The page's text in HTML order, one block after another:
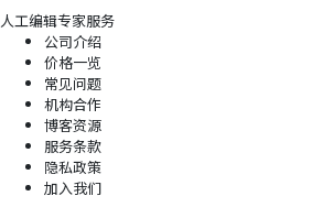
人工编辑专家服务
公司介绍
价格一览
常见问题
机构合作
博客资源
服务条款
隐私政策
加入我们